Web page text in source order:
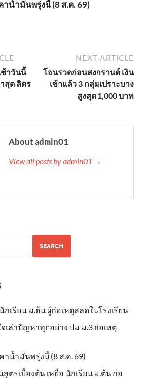
น้ำมันพรุ่งนี้ (8 ส.ค. 69)
ช้าวันนี้
สุด ลิตร
NEXT ARTICLE
โอนรวดก่อนสงกรานต์ เงิน
เข้าแล้ว 3 กลุ่มเปราะบาง
สูงสุด 1,000 บาท
About admin01
View all posts by admin01 →
SEARCH
เรียน ม.ต้น ผู้ก่อเหตุสลดในโรงเรียน
เล่าปัญหาทุกอย่าง ปม ม.3 ก่อเหตุ
าน้ำมันพรุ่งนี้ (8 ส.ค. 69)
ตรเบื้องต้น เหยื่อ นักเรียน ม.ต้น ก่อ